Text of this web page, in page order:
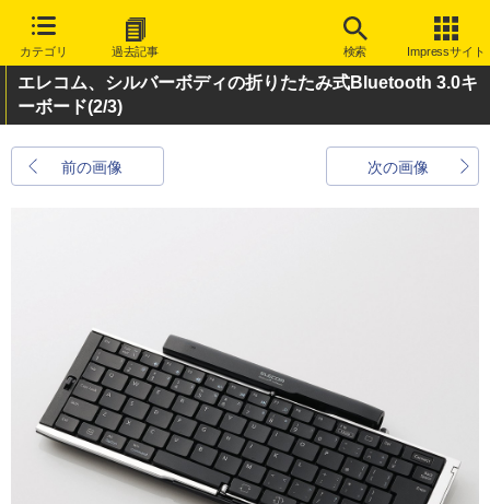
カテゴリ 過去記事 検索 Impressサイト
エレコム、シルバーボディの折りたたみ式Bluetooth 3.0キ
ーボード(2/3)
前の画像 次の画像